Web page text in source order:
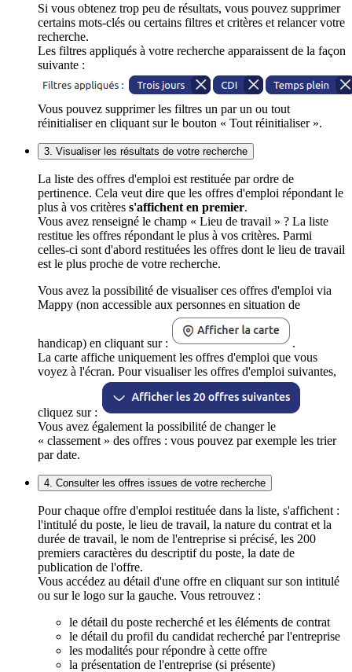
Si vous obtenez trop peu de résultats, vous pouvez supprimer
certains mots-clés ou certains filtres et critères et relancer votre
recherche.
Les filtres appliqués à votre recherche apparaissent de la façon
suivante :
Vous pouvez supprimer les filtres un par un ou tout
réinitialiser en cliquant sur le bouton « Tout réinitialiser ».
3. Visualiser les résultats de votre recherche
La liste des offres d'emploi est restituée par ordre de
pertinence. Cela veut dire que les offres d'emploi répondant le
plus à vos critères s'affichent en premier.
Vous avez renseigné le champ « Lieu de travail » ? La liste
restitue les offres répondant le plus à vos critères. Parmi
celles-ci sont d'abord restituées les offres dont le lieu de travail
est le plus proche de votre recherche.
Vous avez la possibilité de visualiser ces offres d'emploi via
Mappy (non accessible aux personnes en situation de
handicap) en cliquant sur :
.
La carte affiche uniquement les offres d'emploi que vous
voyez à l'écran. Pour visualiser les offres d'emploi suivantes,
cliquez sur :
Vous avez également la possibilité de changer le
« classement » des offres : vous pouvez par exemple les trier
par date.
4. Consulter les offres issues de votre recherche
Pour chaque offre d'emploi restituée dans la liste, s'affichent :
l'intitulé du poste, le lieu de travail, la nature du contrat et la
durée de travail, le nom de l'entreprise si précisé, les 200
premiers caractères du descriptif du poste, la date de
publication de l'offre.
Vous accédez au détail d'une offre en cliquant sur son intitulé
ou sur le logo sur la gauche. Vous retrouvez :
le détail du poste recherché et les éléments de contrat
le détail du profil du candidat recherché par l'entreprise
les modalités pour répondre à cette offre
la présentation de l'entreprise (si présente)